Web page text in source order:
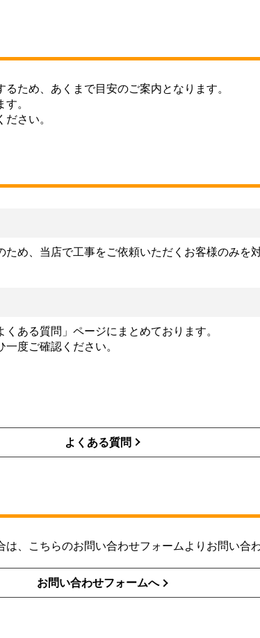
ため、あくまで目安のご案内となります。
。
さい。
め、当店で工事をご依頼いただくお客様のみを
ある質問」ページにまとめております。
一度ご確認ください。
よくある質問
、こちらのお問い合わせフォームよりお問い合
お問い合わせフォームへ